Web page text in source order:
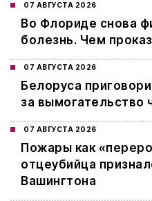
07 АВГУСТА 2026
Во Флориде снова
болезнь. Чем
07 АВГУСТА 2026
Белоруса
за вымогательство
07 АВГУСТА 2026
Пожары как
отцеубийца
Вашингтона